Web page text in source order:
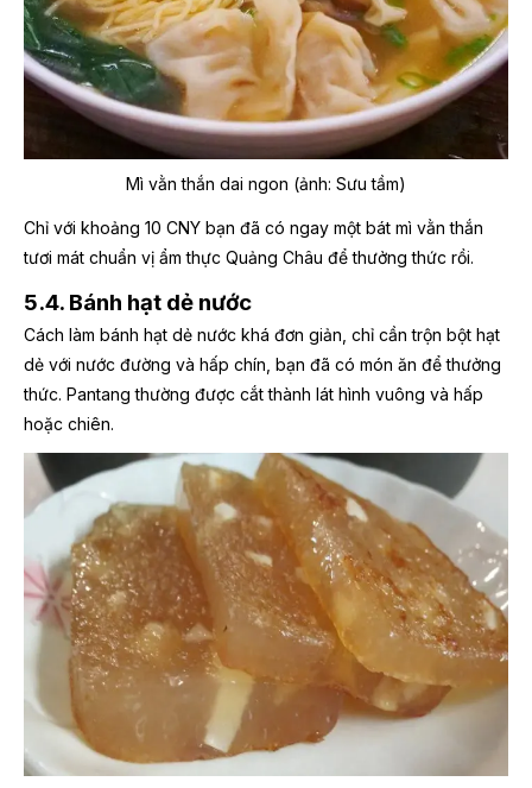
Mì vằn thắn dai ngon (ảnh: Sưu tầm)
Chỉ với khoảng 10 CNY bạn đã có ngay một bát mì vằn thắn
tươi mát chuẩn vị ẩm thực Quảng Châu để thưởng thức rồi.
5.4. Bánh hạt dẻ nước
Cách làm bánh hạt dẻ nước khá đơn giản, chỉ cần trộn bột hạt
dẻ với nước đường và hấp chín, bạn đã có món ăn để thưởng
thức. Pantang thường được cắt thành lát hình vuông và hấp
hoặc chiên.